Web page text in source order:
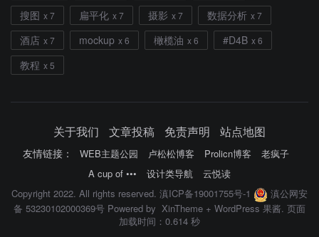
搜图 x 7 扁平化 x 7 摄影 x 7 数据分析 x 7
酒店 x 7 mockup x 6 橄榄油 x 6 #D4B x 6
教程 x 5
关于我们 文章投稿 免责声明 站点地图
友情链接： WEB主题公园 卢松松博客 Prolicn博客
老疯子
A cup of •••
设计类导航
云悦读
Copyright 2022. All rights reserved. 滇ICP备19001755号-1
滇公网安
备 53230102000369号 Powered by XinTheme + WordPress 果酱. 页面
加载时间：0.614 秒